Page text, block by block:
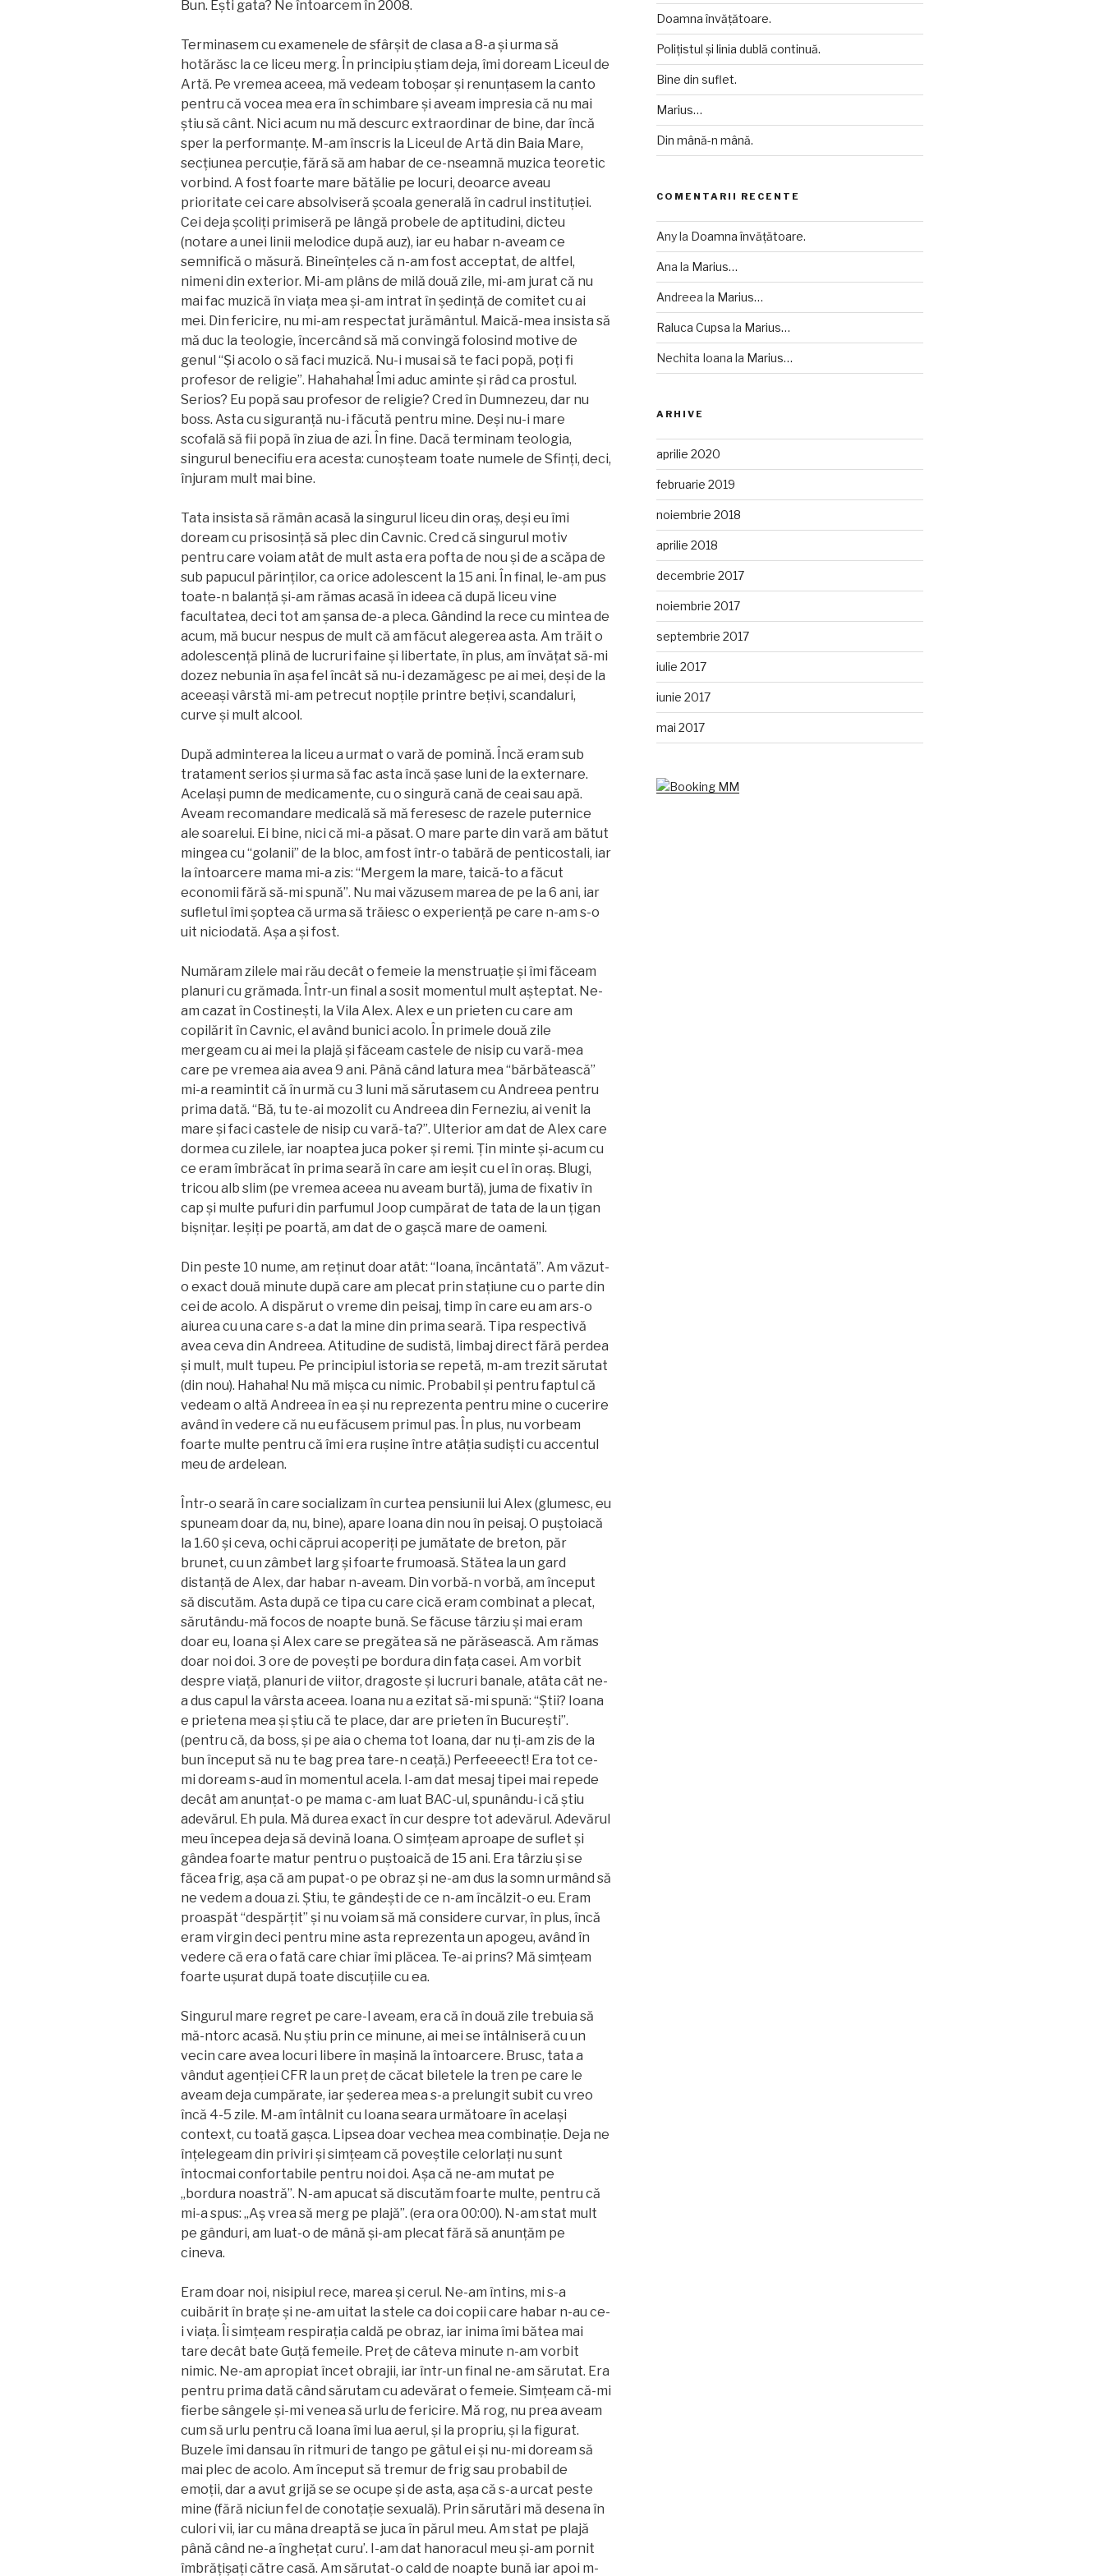
Bun. Ești gata? Ne întoarcem în 2008.
Terminasem cu examenele de sfârșit de clasa a 8-a și urma să
hotărăsc la ce liceu merg. În principiu știam deja, îmi doream Liceul de
Artă. Pe vremea aceea, mă vedeam toboșar și renunțasem la canto
pentru că vocea mea era în schimbare și aveam impresia că nu mai
știu să cânt. Nici acum nu mă descurc extraordinar de bine, dar încă
sper la performanțe. M-am înscris la Liceul de Artă din Baia Mare,
secțiunea percuție, fără să am habar de ce-nseamnă muzica teoretic
vorbind. A fost foarte mare bătălie pe locuri, deoarce aveau
prioritate cei care absolviseră școala generală în cadrul instituției.
Cei deja școliți primiseră pe lângă probele de aptitudini, dicteu
(notare a unei linii melodice după auz), iar eu habar n-aveam ce
semnifică o măsură. Bineînțeles că n-am fost acceptat, de altfel,
nimeni din exterior. Mi-am plâns de milă două zile, mi-am jurat că nu
mai fac muzică în viața mea și-am intrat în ședință de comitet cu ai
mei. Din fericire, nu mi-am respectat jurământul. Maică-mea insista să
mă duc la teologie, încercând să mă convingă folosind motive de
genul “Și acolo o să faci muzică. Nu-i musai să te faci popă, poți fi
profesor de religie”. Hahahaha! Îmi aduc aminte și râd ca prostul.
Serios? Eu popă sau profesor de religie? Cred în Dumnezeu, dar nu
boss. Asta cu siguranță nu-i făcută pentru mine. Deși nu-i mare
scofală să fii popă în ziua de azi. În fine. Dacă terminam teologia,
singurul benecifiu era acesta: cunoșteam toate numele de Sfinți, deci,
înjuram mult mai bine.
Tata insista să rămân acasă la singurul liceu din oraș, deși eu îmi
doream cu prisosință să plec din Cavnic. Cred că singurul motiv
pentru care voiam atât de mult asta era pofta de nou și de a scăpa de
sub papucul părinților, ca orice adolescent la 15 ani. În final, le-am pus
toate-n balanță și-am rămas acasă în ideea că după liceu vine
facultatea, deci tot am șansa de-a pleca. Gândind la rece cu mintea de
acum, mă bucur nespus de mult că am făcut alegerea asta. Am trăit o
adolescență plină de lucruri faine și libertate, în plus, am învățat să-mi
dozez nebunia în așa fel încât să nu-i dezamăgesc pe ai mei, deși de la
aceeași vârstă mi-am petrecut nopțile printre bețivi, scandaluri,
curve și mult alcool.
După adminterea la liceu a urmat o vară de pomină. Încă eram sub
tratament serios și urma să fac asta încă șase luni de la externare.
Același pumn de medicamente, cu o singură cană de ceai sau apă.
Aveam recomandare medicală să mă feresesc de razele puternice
ale soarelui. Ei bine, nici că mi-a păsat. O mare parte din vară am bătut
mingea cu “golanii” de la bloc, am fost într-o tabără de penticostali, iar
la întoarcere mama mi-a zis: “Mergem la mare, taică-to a făcut
economii fără să-mi spună”. Nu mai văzusem marea de pe la 6 ani, iar
sufletul îmi șoptea că urma să trăiesc o experiență pe care n-am s-o
uit niciodată. Așa a și fost.
Număram zilele mai rău decât o femeie la menstruație și îmi făceam
planuri cu grămada. Într-un final a sosit momentul mult așteptat. Ne-
am cazat în Costinești, la Vila Alex. Alex e un prieten cu care am
copilărit în Cavnic, el având bunici acolo. În primele două zile
mergeam cu ai mei la plajă și făceam castele de nisip cu vară-mea
care pe vremea aia avea 9 ani. Până când latura mea “bărbătească”
mi-a reamintit că în urmă cu 3 luni mă sărutasem cu Andreea pentru
prima dată. “Bă, tu te-ai mozolit cu Andreea din Ferneziu, ai venit la
mare și faci castele de nisip cu vară-ta?”. Ulterior am dat de Alex care
dormea cu zilele, iar noaptea juca poker și remi. Țin minte și-acum cu
ce eram îmbrăcat în prima seară în care am ieșit cu el în oraș. Blugi,
tricou alb slim (pe vremea aceea nu aveam burtă), juma de fixativ în
cap și multe pufuri din parfumul Joop cumpărat de tata de la un țigan
bișnițar. Ieșiți pe poartă, am dat de o gașcă mare de oameni.
Din peste 10 nume, am reținut doar atât: “Ioana, încântată”. Am văzut-
o exact două minute după care am plecat prin stațiune cu o parte din
cei de acolo. A dispărut o vreme din peisaj, timp în care eu am ars-o
aiurea cu una care s-a dat la mine din prima seară. Tipa respectivă
avea ceva din Andreea. Atitudine de sudistă, limbaj direct fără perdea
și mult, mult tupeu. Pe principiul istoria se repetă, m-am trezit sărutat
(din nou). Hahaha! Nu mă mișca cu nimic. Probabil și pentru faptul că
vedeam o altă Andreea în ea și nu reprezenta pentru mine o cucerire
având în vedere că nu eu făcusem primul pas. În plus, nu vorbeam
foarte multe pentru că îmi era rușine între atâția sudiști cu accentul
meu de ardelean.
Într-o seară în care socializam în curtea pensiunii lui Alex (glumesc, eu
spuneam doar da, nu, bine), apare Ioana din nou în peisaj. O puștoiacă
la 1.60 și ceva, ochi căprui acoperiți pe jumătate de breton, păr
brunet, cu un zâmbet larg și foarte frumoasă. Stătea la un gard
distanță de Alex, dar habar n-aveam. Din vorbă-n vorbă, am început
să discutăm. Asta după ce tipa cu care cică eram combinat a plecat,
sărutându-mă focos de noapte bună. Se făcuse târziu și mai eram
doar eu, Ioana și Alex care se pregătea să ne părăsească. Am rămas
doar noi doi. 3 ore de povești pe bordura din fața casei. Am vorbit
despre viață, planuri de viitor, dragoste și lucruri banale, atâta cât ne-
a dus capul la vârsta aceea. Ioana nu a ezitat să-mi spună: “Știi? Ioana
e prietena mea și știu că te place, dar are prieten în București”.
(pentru că, da boss, și pe aia o chema tot Ioana, dar nu ți-am zis de la
bun început să nu te bag prea tare-n ceață.) Perfeeeect! Era tot ce-
mi doream s-aud în momentul acela. I-am dat mesaj tipei mai repede
decât am anunțat-o pe mama c-am luat BAC-ul, spunându-i că știu
adevărul. Eh pula. Mă durea exact în cur despre tot adevărul. Adevărul
meu începea deja să devină Ioana. O simțeam aproape de suflet și
gândea foarte matur pentru o puștoaică de 15 ani. Era târziu și se
făcea frig, așa că am pupat-o pe obraz și ne-am dus la somn urmând să
ne vedem a doua zi. Știu, te gândești de ce n-am încălzit-o eu. Eram
proaspăt “despărțit” și nu voiam să mă considere curvar, în plus, încă
eram virgin deci pentru mine asta reprezenta un apogeu, având în
vedere că era o fată care chiar îmi plăcea. Te-ai prins? Mă simțeam
foarte ușurat după toate discuțiile cu ea.
Singurul mare regret pe care-l aveam, era că în două zile trebuia să
mă-ntorc acasă. Nu știu prin ce minune, ai mei se întâlniseră cu un
vecin care avea locuri libere în mașină la întoarcere. Brusc, tata a
vândut agenției CFR la un preț de căcat biletele la tren pe care le
aveam deja cumpărate, iar șederea mea s-a prelungit subit cu vreo
încă 4-5 zile. M-am întâlnit cu Ioana seara următoare în același
context, cu toată gașca. Lipsea doar vechea mea combinație. Deja ne
înțelegeam din priviri și simțeam că poveștile celorlați nu sunt
întocmai confortabile pentru noi doi. Așa că ne-am mutat pe
„bordura noastră”. N-am apucat să discutăm foarte multe, pentru că
mi-a spus: „Aș vrea să merg pe plajă”. (era ora 00:00). N-am stat mult
pe gânduri, am luat-o de mână și-am plecat fără să anunțăm pe
cineva.
Eram doar noi, nisipiul rece, marea și cerul. Ne-am întins, mi s-a
cuibărit în brațe și ne-am uitat la stele ca doi copii care habar n-au ce-
i viața. Îi simțeam respirația caldă pe obraz, iar inima îmi bătea mai
tare decât bate Guță femeile. Preț de câteva minute n-am vorbit
nimic. Ne-am apropiat încet obrajii, iar într-un final ne-am sărutat. Era
pentru prima dată când sărutam cu adevărat o femeie. Simțeam că-mi
fierbe sângele și-mi venea să urlu de fericire. Mă rog, nu prea aveam
cum să urlu pentru că Ioana îmi lua aerul, și la propriu, și la figurat.
Buzele îmi dansau în ritmuri de tango pe gâtul ei și nu-mi doream să
mai plec de acolo. Am început să tremur de frig sau probabil de
emoții, dar a avut grijă se se ocupe și de asta, așa că s-a urcat peste
mine (fără niciun fel de conotație sexuală). Prin sărutări mă desena în
culori vii, iar cu mâna dreaptă se juca în părul meu. Am stat pe plajă
până când ne-a înghețat curu’. I-am dat hanoracul meu și-am pornit
îmbrățișați către casă. Am sărutat-o cald de noapte bună iar apoi m-
Doamna învățătoare.
Polițistul și linia dublă continuă.
Bine din suflet.
Marius…
Din mână-n mână.
COMENTARII RECENTE
Anyla Doamna învățătoare.
Ana la Marius…
Andreea la Marius…
Raluca Cupsa la Marius…
Nechita Ioana la Marius…
ARHIVE
aprilie 2020
februarie 2019
noiembrie 2018
aprilie 2018
decembrie 2017
noiembrie 2017
septembrie 2017
iulie 2017
iunie 2017
mai 2017